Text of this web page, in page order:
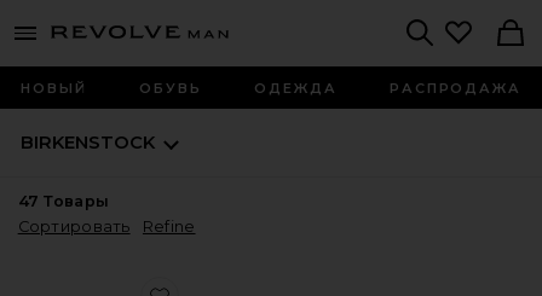
menu - shows more content
Revolve
НОВЫЙ ОБУВЬ ОДЕЖДА РАСПРОДАЖА
BIRKENSTOCK
47 Товары
Сортировать
Refine